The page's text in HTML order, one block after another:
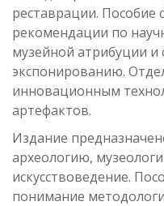
реставрации. Пособие
рекомендации по
музейной атрибуции
экспонированию.
инновационным
артефактов.
Издание
археологию,
искусствоведение.
понимание